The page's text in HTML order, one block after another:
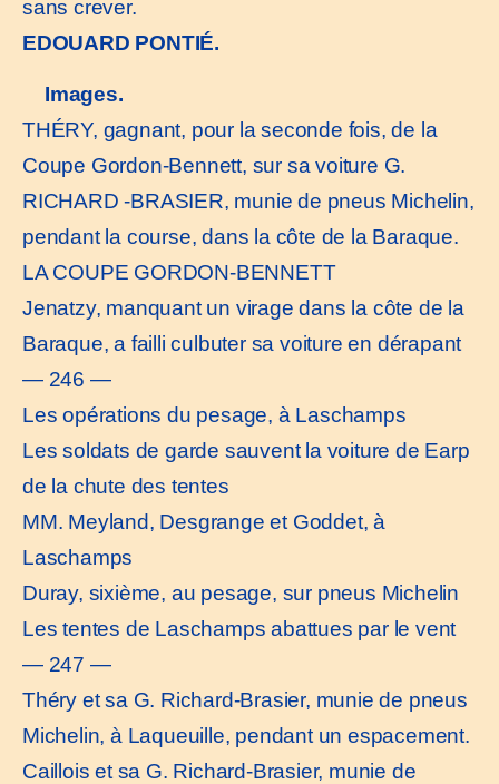
sans crever.
EDOUARD PONTIÉ.
Images.
THÉRY, gagnant, pour la seconde fois, de la
Coupe Gordon-Bennett, sur sa voiture G.
RICHARD -BRASIER, munie de pneus Michelin,
pendant la course, dans la côte de la Baraque.
LA COUPE GORDON-BENNETT
Jenatzy, manquant un virage dans la côte de la
Baraque, a failli culbuter sa voiture en dérapant
— 246 —
Les opérations du pesage, à Laschamps
Les soldats de garde sauvent la voiture de Earp
de la chute des tentes
MM. Meyland, Desgrange et Goddet, à
Laschamps
Duray, sixième, au pesage, sur pneus Michelin
Les tentes de Laschamps abattues par le vent
— 247 —
Théry et sa G. Richard-Brasier, munie de pneus
Michelin, à Laqueuille, pendant un espacement.
Caillois et sa G. Richard-Brasier, munie de